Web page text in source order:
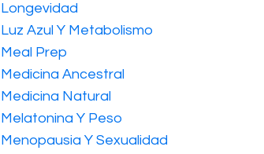
Longevidad
Luz Azul Y Metabolismo
Meal Prep
Medicina Ancestral
Medicina Natural
Melatonina Y Peso
Menopausia Y Sexualidad